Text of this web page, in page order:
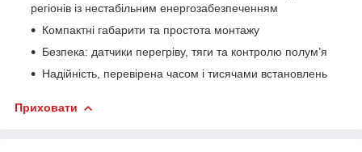
регіонів із нестабільним енергозабезпеченням
Компактні габарити та простота монтажу
Безпека: датчики перегріву, тяги та контролю полум’я
Надійність, перевірена часом і тисячами встановлень
Приховати